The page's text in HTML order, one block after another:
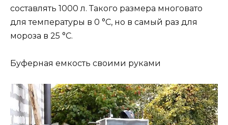
составлять 1000 л. Такого размера многовато
для температуры в 0 °C, но в самый раз для
мороза в 25 °C.
Буферная емкость своими руками